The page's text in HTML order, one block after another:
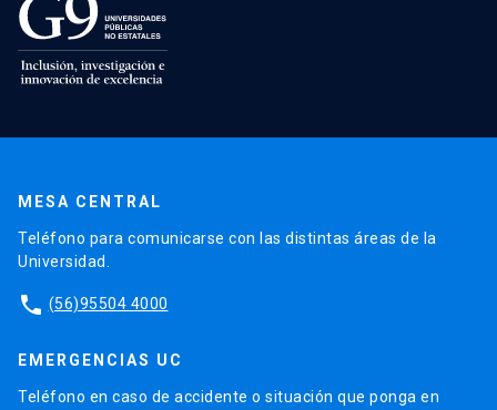
MESA CENTRAL
Teléfono para comunicarse con las distintas áreas de la
Universidad.
phone (56)95504 4000
EMERGENCIAS UC
Teléfono en caso de accidente o situación que ponga en